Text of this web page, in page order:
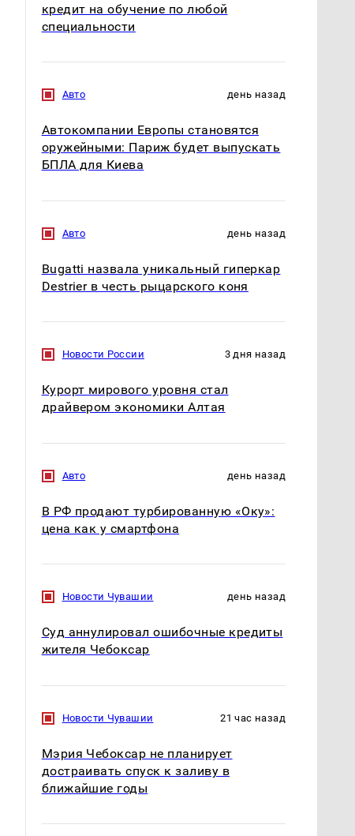
полицейскую
подожгли.
Где будет встреча
кредит на обучение по любой
специальности
Авто день назад
Автокомпании Европы становятся
оружейными: Париж будет выпускать
БПЛА для Киева
Авто день назад
Bugatti назвала уникальный гиперкар
Destrier в честь рыцарского коня
Новости России 3 дня назад
Курорт мирового уровня стал
драйвером экономики Алтая
Авто день назад
В РФ продают турбированную «Оку»:
цена как у смартфона
Новости Чувашии день назад
Суд аннулировал ошибочные кредиты
жителя Чебоксар
Новости Чувашии 21 час назад
Мэрия Чебоксар не планирует
достраивать спуск к заливу в
ближайшие годы